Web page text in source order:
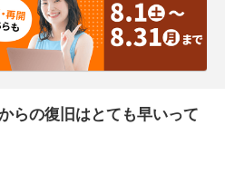
らの復旧はとても早いって